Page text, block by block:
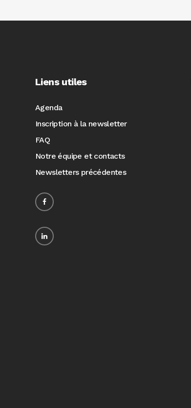
Liens utiles
Agenda
Inscription à la newsletter
FAQ
Notre équipe et contacts
Newsletters précédentes